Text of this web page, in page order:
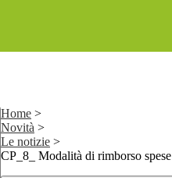
Home >
Novità >
Le notizie >
CP_8_ Modalità di rimborso